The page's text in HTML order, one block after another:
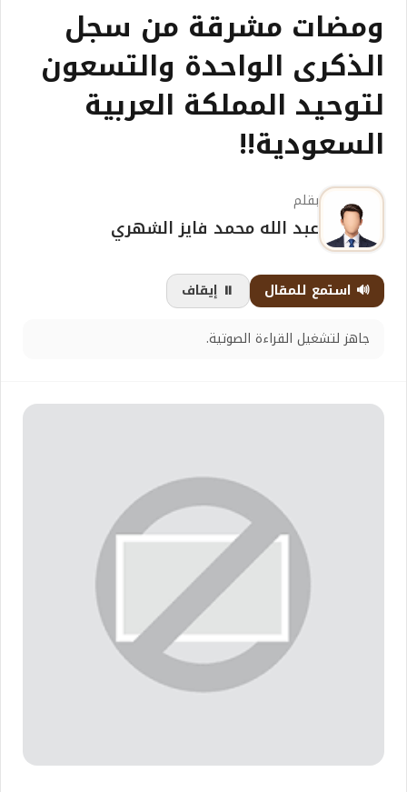
ومضات مشرقة من سجل
الذكرى الواحدة والتسعون
لتوحيد المملكة العربية
السعودية!!
بقلم
عبد الله محمد فايز الشهري
🔊 استمع للمقال
⏸️ إيقاف
جاهز لتشغيل القراءة الصوتية.